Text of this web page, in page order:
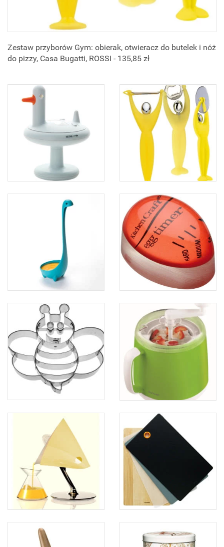
Zestaw przyborów Gym: obierak, otwieracz do butelek i nóż
do pizzy, Casa Bugatti, ROSSI - 135,85 zł